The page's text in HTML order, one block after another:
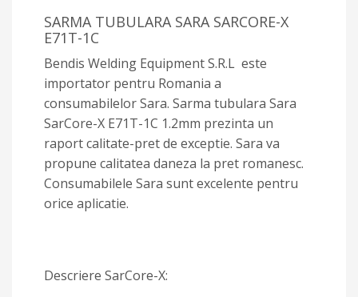
SARMA TUBULARA SARA SARCORE-X
E71T-1C
Bendis Welding Equipment S.R.L este
importator pentru Romania a
consumabilelor Sara. Sarma tubulara Sara
SarCore-X E71T-1C 1.2mm prezinta un
raport calitate-pret de exceptie. Sara va
propune calitatea daneza la pret romanesc.
Consumabilele Sara sunt excelente pentru
orice aplicatie.
Descriere SarCore-X: